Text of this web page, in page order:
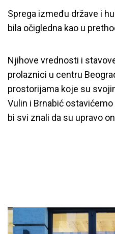
Sprega između države i
bila očigledna kao u
Njihove vrednosti i
prolaznici u centru
prostorijama koje su
Vulin i Brnabić
bi svi znali da su upravo